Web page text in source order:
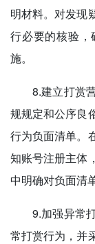
明材料。对发现
行必要的核验
施。
8.建立打赏
规规定和公序良
行为负面清单。
知账号注册主体
中明确对负面清
9.加强异常
常打赏行为，并